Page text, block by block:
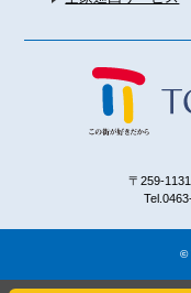
〒259-
©